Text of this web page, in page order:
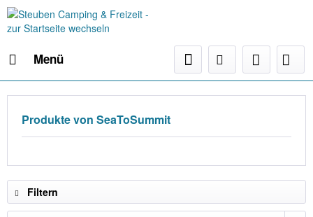
Menü
Produkte von SeaToSummit
Filtern